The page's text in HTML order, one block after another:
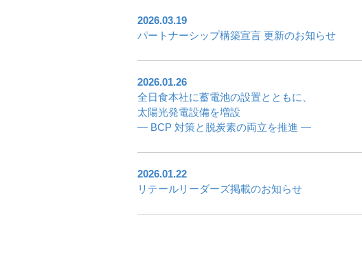
2026.03.19
パートナーシップ構築宣言 更新のお知らせ
2026.01.26
全日食本社に蓄電池の設置とともに、
太陽光発電設備を増設
― BCP 対策と脱炭素の両立を推進 ―
2026.01.22
リテールリーダーズ掲載のお知らせ